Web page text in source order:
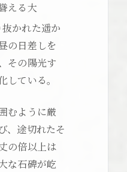
える大
かれた遥か
の日差しを
その陽光す
している。
むように厳
、途切れたそ
の倍以上は
な石碑が屹